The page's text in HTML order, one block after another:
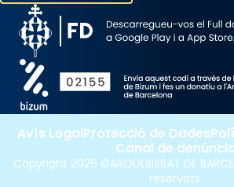
Copyright 2026 ©ARQUEBISBAT DE
reservats.
Avís LegalProtecció de Dades
Canal de